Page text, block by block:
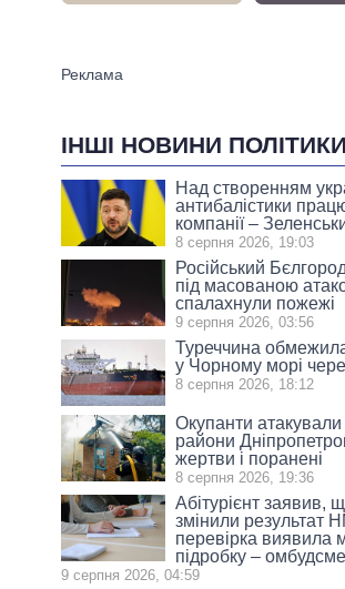
ІНШІ НОВИНИ ПОЛІТИКИ
Над створенням
антибалістики
компанії –
8 серпня 2026, 19:03
Російський
під масованою
спалахнули пожежі
9 серпня 2026, 03:56
Туреччина
у Чорному морі
8 серпня 2026, 18:12
Окупанти атакували
райони
жертви і поранені
8 серпня 2026, 19:36
Абітурієнт заявив,
змінили результат
перевірка виявила
підробку –
9 серпня 2026, 04:59